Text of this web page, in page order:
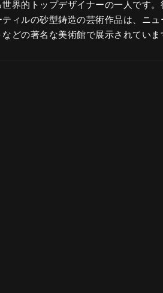
界的トップデザイナーの一人です
ィルの砂型鋳造の芸術作品は、ニュ
どの著名な美術館で展示されていま